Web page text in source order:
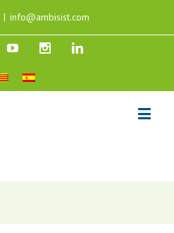
| info@ambisist.com